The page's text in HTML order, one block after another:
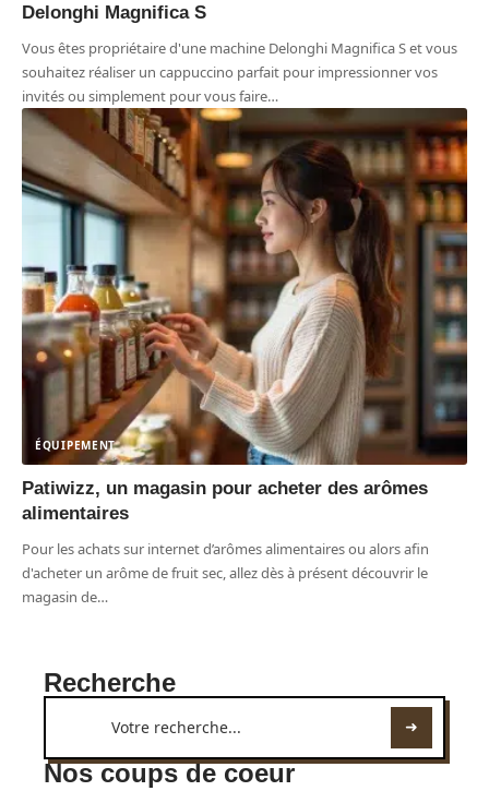
Delonghi Magnifica S
Vous êtes propriétaire d'une machine Delonghi Magnifica S et vous
souhaitez réaliser un cappuccino parfait pour impressionner vos
invités ou simplement pour vous faire…
ÉQUIPEMENT
Patiwizz, un magasin pour acheter des arômes
alimentaires
Pour les achats sur internet d’arômes alimentaires ou alors afin
d'acheter un arôme de fruit sec, allez dès à présent découvrir le
magasin de…
Recherche
Nos coups de coeur